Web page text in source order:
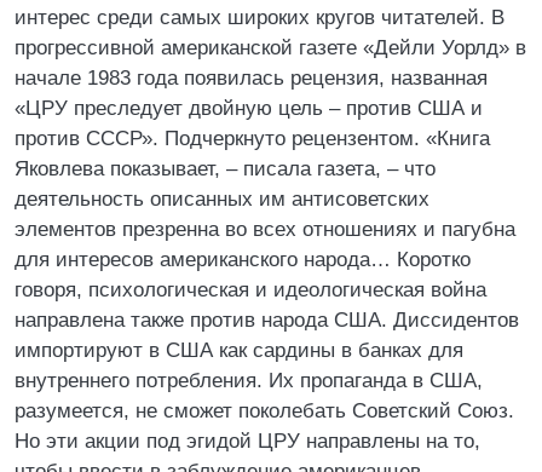
интерес среди самых широких кругов читателей. В
прогрессивной американской газете «Дейли Уорлд» в
начале 1983 года появилась рецензия, названная
«ЦРУ преследует двойную цель – против США и
против СССР». Подчеркнуто рецензентом. «Книга
Яковлева показывает, – писала газета, – что
деятельность описанных им антисоветских
элементов презренна во всех отношениях и пагубна
для интересов американского народа… Коротко
говоря, психологическая и идеологическая война
направлена также против народа США. Диссидентов
импортируют в США как сардины в банках для
внутреннего потребления. Их пропаганда в США,
разумеется, не сможет поколебать Советский Союз.
Но эти акции под эгидой ЦРУ направлены на то,